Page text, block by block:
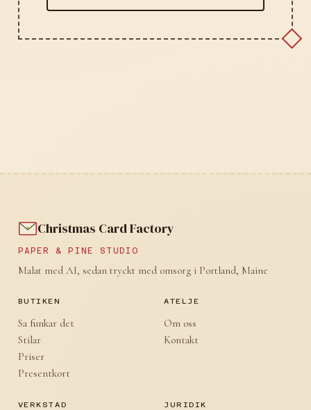
Christmas Card Factory
PAPER & PINE STUDIO
Malat med AI, sedan tryckt med omsorg i Portland, Maine
BUTIKEN
Sa funkar det
Stilar
Priser
Presentkort
ATELJE
Om oss
Kontakt
VERKSTAD JURIDIK